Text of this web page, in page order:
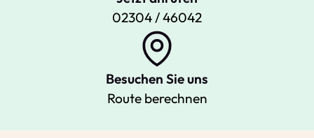
02304 / 46042
Besuchen Sie uns
Route berechnen